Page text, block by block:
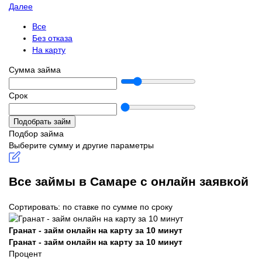
Далее
Все
Без отказа
На карту
Сумма займа
Срок
Подобрать займ
Подбор займа
Выберите сумму и другие параметры
Все займы в Самаре с онлайн заявкой
Сортировать: по ставке по сумме по сроку
Гранат - займ онлайн на карту за 10 минут
Гранат - займ онлайн на карту за 10 минут
Процент